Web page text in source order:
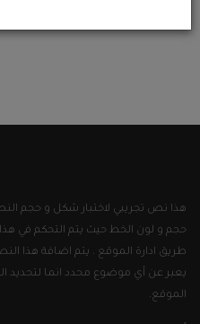
هذا نص تجريبي لاختبار شكل و حجم
حجم و لون الخط حيث يتم التحكم في
طريق ادارة الموقع . يتم اضافة هذا
يعبر عن أي موضوع محدد انما لتحديد
الموقع.